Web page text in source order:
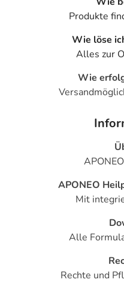
Produkte
Wie löse
Alles zur
Wie
APONEO
Mit
Alle
Rechte und